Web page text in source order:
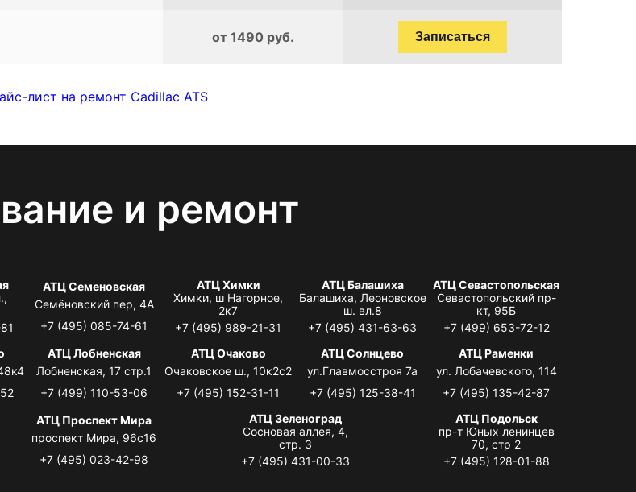
от 1490 руб. Записаться
лист на ремонт Cadillac ATS
и ремонт
АТЦ Семеновская
Семёновский пер, 4А
+7 (495) 085-74-61
АТЦ Химки
Химки, ш Нагорное,
2к7
+7 (495) 989-21-31
АТЦ Балашиха
Балашиха, Леоновское
ш. вл.8
+7 (495) 431-63-63
АТЦ Севастопольская
Севастопольский пр-
кт, 95Б
+7 (499) 653-72-12
АТЦ Лобненская
Лобненская, 17 стр.1
+7 (499) 110-53-06
АТЦ Очаково
Очаковское ш., 10к2с2
+7 (495) 152-31-11
АТЦ Солнцево
ул.Главмосстроя 7а
+7 (495) 125-38-41
АТЦ Раменки
ул. Лобачевского, 114
+7 (495) 135-42-87
АТЦ Проспект Мира
проспект Мира, 96с16
+7 (495) 023-42-98
АТЦ Зеленоград
Сосновая аллея, 4,
стр. 3
+7 (495) 431-00-33
АТЦ Подольск
пр-т Юных ленинцев
70, стр 2
+7 (495) 128-01-88